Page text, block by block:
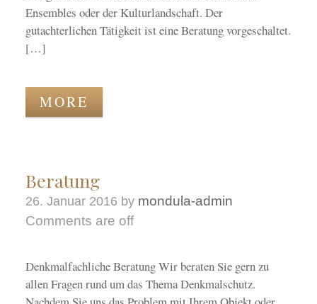
Ensembles oder der Kulturlandschaft. Der
gutachterlichen Tätigkeit ist eine Beratung vorgeschaltet.
[…]
MORE
Beratung
26. Januar 2016 by mondula-admin
Comments are off
Denkmalfachliche Beratung Wir beraten Sie gern zu
allen Fragen rund um das Thema Denkmalschutz.